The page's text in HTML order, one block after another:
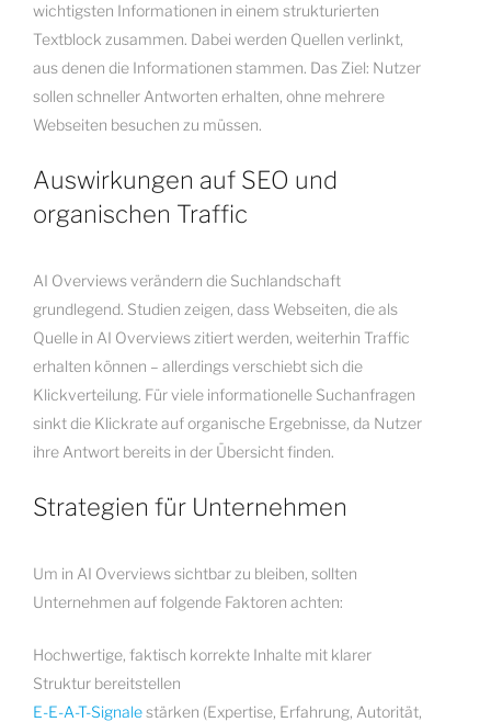
wichtigsten Informationen in einem strukturierten
Textblock zusammen. Dabei werden Quellen verlinkt,
aus denen die Informationen stammen. Das Ziel: Nutzer
sollen schneller Antworten erhalten, ohne mehrere
Webseiten besuchen zu müssen.
Auswirkungen auf SEO und
organischen Traffic
AI Overviews verändern die Suchlandschaft
grundlegend. Studien zeigen, dass Webseiten, die als
Quelle in AI Overviews zitiert werden, weiterhin Traffic
erhalten können – allerdings verschiebt sich die
Klickverteilung. Für viele informationelle Suchanfragen
sinkt die Klickrate auf organische Ergebnisse, da Nutzer
ihre Antwort bereits in der Übersicht finden.
Strategien für Unternehmen
Um in AI Overviews sichtbar zu bleiben, sollten
Unternehmen auf folgende Faktoren achten:
Hochwertige, faktisch korrekte Inhalte mit klarer
Struktur bereitstellen
E-E-A-T-Signalestärken (Expertise, Erfahrung, Autorität,